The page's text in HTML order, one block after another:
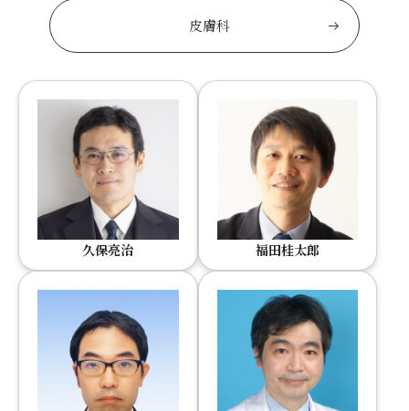
皮膚科
久保亮治 福田桂太郎